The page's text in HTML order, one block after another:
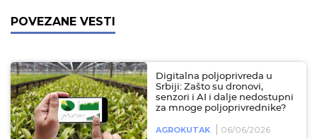
POVEZANE VESTI
Digitalna poljoprivreda u
Srbiji: Zašto su dronovi,
senzori i AI i dalje nedostupni
za mnoge poljoprivrednike?
AGROKUTAK 06/06/2026